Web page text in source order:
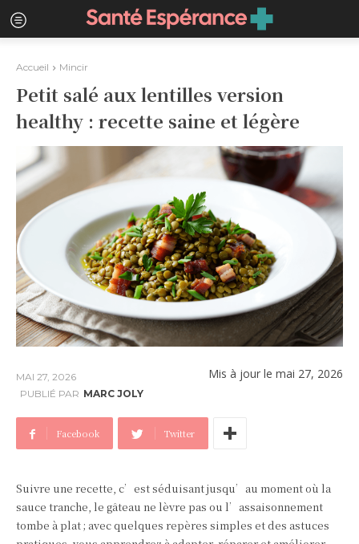
Accueil Mincir
Petit salé aux lentilles version
healthy : recette saine et légère
MAI 27, 2026 Mis à jour le mai 27, 2026
PUBLIÉ PAR MARC JOLY
Facebook Twitter
Suivre une recette, c’est séduisant jusqu’au moment où la
sauce tranche, le gâteau ne lèvre pas ou l’assaisonnement
tombe à plat ; avec quelques repères simples et des astuces